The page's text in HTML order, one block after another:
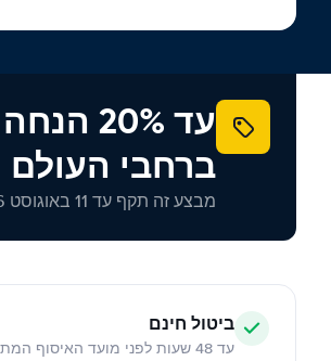
עד
ברחבי העולם
מבצע זה תקף עד 11 באוגוסט 2026 - נצל אותו עוד היום!
ביטול חינם
עד 48 שעות לפני מועד האיסוף המתוכנן